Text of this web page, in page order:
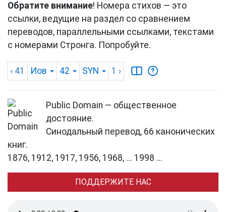
Обратите внимание! Номера стихов — это
ссылки, ведущие на раздел со сравнением
переводов, параллельными ссылками, текстами
с номерами Стронга. Попробуйте.
‹ 41 Иов 42 SYN 1 ›
Public Domain — общественное
достояние.
Синодальный перевод, 66 канонических
книг.
1876, 1912, 1917, 1956, 1968, ... 1998 ...
ПОДДЕРЖИТЕ НАС